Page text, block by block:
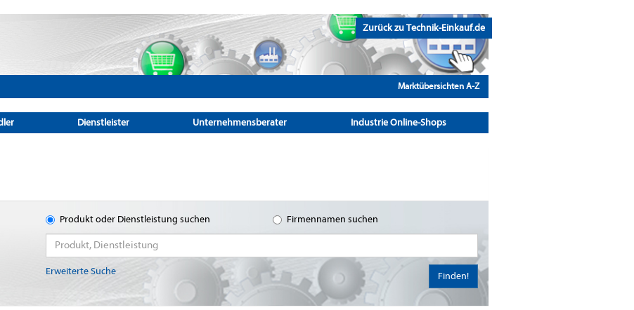
Zurück zu Technik-Einkauf.de
Marktübersichten A-Z
Dienstleister Unternehmensberater Industrie Online-Shops
Produkt oder Dienstleistung suchen Firmennamen suchen
Erweiterte Suche Finden!